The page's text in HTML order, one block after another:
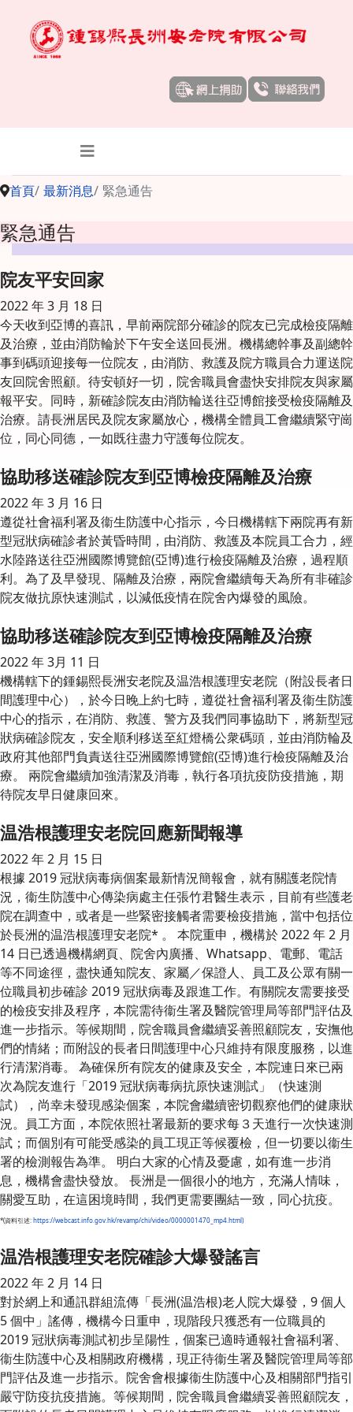
首頁 最新消息 緊急通告
緊急通告
院友平安回家
2022 年 3 月 18 日
今天收到亞博的喜訊，早前兩院部分確診的院友已完成檢疫隔離
及治療，並由消防輪於下午安全送回長洲。機構總幹事及副總幹
事到碼頭迎接每一位院友，由消防、救護及院方職員合力運送院
友回院舍照顧。待安頓好一切，院舍職員會盡快安排院友與家屬
報平安。同時，新確診院友由消防輪送往亞博館接受檢疫隔離及
治療。請長洲居民及院友家屬放心，機構全體員工會繼續緊守崗
位，同心同德，一如既往盡力守護每位院友。
協助移送確診院友到亞博檢疫隔離及治療
2022 年 3 月 16 日
遵從社會福利署及衞生防護中心指示，今日機構轄下兩院再有新
型冠狀病確診者於黃昏時間，由消防、救護及本院員工合力，經
水陸路送往亞洲國際博覽館(亞博)進行檢疫隔離及治療，過程順
利。為了及早發現、隔離及治療，兩院會繼續每天為所有非確診
院友做抗原快速測試，以減低疫情在院舍內爆發的風險。
協助移送確診院友到亞博檢疫隔離及治療
2022 年 3月 11 日
機構轄下的鍾錫熙長洲安老院及温浩根護理安老院（附設長者日
間護理中心），於今日晚上約七時，遵從社會福利署及衞生防護
中心的指示，在消防、救護、警方及我們同事協助下，將新型冠
狀病確診院友，安全順利移送至紅燈橋公衆碼頭，並由消防輪及
政府其他部門負責送往亞洲國際博覽館(亞博)進行檢疫隔離及治
療。 兩院會繼續加強清潔及消毒，執行各項抗疫防疫措施，期
待院友早日健康回來。
温浩根護理安老院回應新聞報導
2022 年 2 月 15 日
根據 2019 冠狀病毒病個案最新情況簡報會，就有關護老院情
況，衞生防護中心傳染病處主任張竹君醫生表示，目前有些護老
院在調查中，或者是一些緊密接觸者需要檢疫措施，當中包括位
於長洲的温浩根護理安老院* 。 本院重申，機構於 2022 年 2 月
14 日已透過機構網頁、院舍內廣播、Whatsapp、電郵、電話
等不同途徑，盡快通知院友、家屬／保證人、員工及公眾有關一
位職員初步確診 2019 冠狀病毒及跟進工作。有關院友需要接受
的檢疫安排及程序，本院需待衞生署及醫院管理局等部門評估及
進一步指示。等候期間，院舍職員會繼續妥善照顧院友，安撫他
們的情緒；而附設的長者日間護理中心只維持有限度服務，以進
行清潔消毒。 為確保所有院友的健康及安全，本院連日來已兩
次為院友進行「2019 冠狀病毒病抗原快速測試」（快速測
試），尚幸未發現感染個案，本院會繼續密切觀察他們的健康狀
況。員工方面，本院依照社署最新的要求每３天進行一次快速測
試；而個別有可能受感染的員工現正等候覆檢，但一切要以衞生
署的檢測報告為準。 明白大家的心情及憂慮，如有進一步消
息，機構會盡快發放。 長洲是一個很小的地方，充滿人情味，
關愛互助，在這困境時間，我們更需要團結一致，同心抗疫。
*(資料引述:https://webcast.info.gov.hk/revamp/chi/video/0000001470_mp4.html)
温浩根護理安老院確診大爆發謠言
2022 年 2 月 14 日
對於網上和通訊群組流傳「長洲(温浩根)老人院大爆發，9 個人
5 個中」謠傳，機構今日重申，現階段只獲悉有一位職員的
2019 冠狀病毒測試初步呈陽性，個案已適時通報社會福利署、
衞生防護中心及相關政府機構，現正待衞生署及醫院管理局等部
門評估及進一步指示。院舍會根據衞生防護中心及相關部門指引
嚴守防疫抗疫措施。等候期間，院舍職員會繼續妥善照顧院友，